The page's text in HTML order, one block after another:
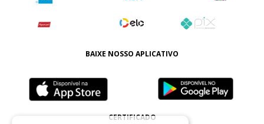
BAIXE NOSSO APLICATIVO
CERTIFICADO